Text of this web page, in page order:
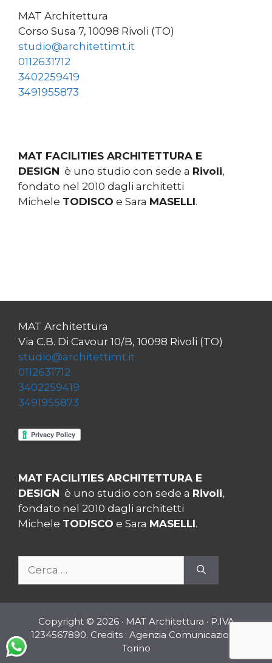
MAT Architettura
Corso Susa 7, 10098 Rivoli (TO)
studio@architettimt.it
0112631712
3402259419
3491955873
MAT FACILITIES ARCHITETTURA E
DESIGN è uno studio con sede a Rivoli,
fondato nel 2010 dagli architetti
Michele TODISCO e Sara MASELLI.
MAT Architettura
Via C.B. Di Cavour 10/B, 10098 Rivoli (TO)
studio@architettimt.it
0112631712
3402259419
3491955873
MAT FACILITIES ARCHITETTURA E
DESIGN è uno studio con sede a Rivoli,
fondato nel 2010 dagli architetti
Michele TODISCO e Sara MASELLI.
per:
Copyright © 2026 · MAT Architettura · P.IVA
1234567890. Credits : Agenzia Comunicazione
Torino